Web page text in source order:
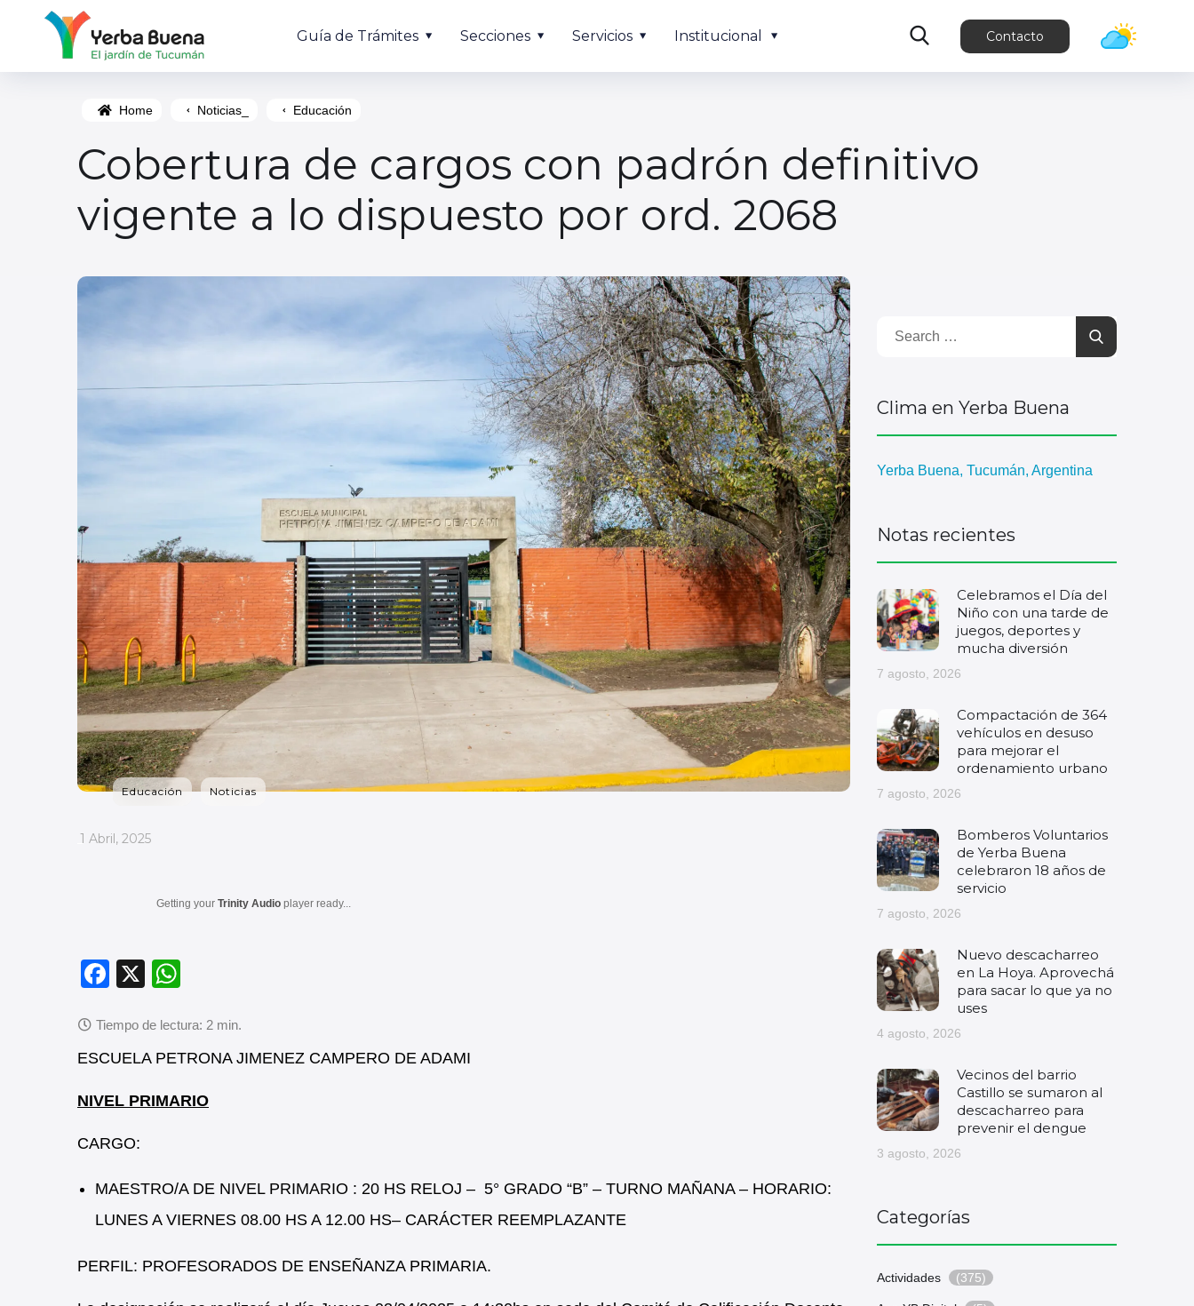
Guía de Trámites Secciones Servicios Institucional Contacto
Home Noticias_ Educación
Cobertura de cargos con padrón definitivo
vigente a lo dispuesto por ord. 2068
Educación Noticias
_1 Abril, 2025
Getting your Trinity Audio player ready...
F
c
e
b
o
o
X
at
s
A
p
ESCUELA PETRONA JIMENEZ CAMPERO DE ADAMI
NIVEL PRIMARIO
CARGO:
MAESTRO/A DE NIVEL PRIMARIO : 20 HS RELOJ – 5° GRADO “B” – TURNO MAÑANA – HORARIO:
LUNES A VIERNES 08.00 HS A 12.00 HS– CARÁCTER REEMPLAZANTE
PERFIL: PROFESORADOS DE ENSEÑANZA PRIMARIA.
Clima en Yerba Buena
Yerba Buena, Tucumán, Argentina
Notas recientes
Celebramos el Día del
Niño con una tarde de
juegos, deportes y
mucha diversión
7 agosto, 2026
Compactación de 364
vehículos en desuso
para mejorar el
ordenamiento urbano
7 agosto, 2026
Bomberos Voluntarios
de Yerba Buena
celebraron 18 años de
servicio
7 agosto, 2026
Nuevo descacharreo
en La Hoya. Aprovechá
para sacar lo que ya no
uses
4 agosto, 2026
Vecinos del barrio
Castillo se sumaron al
descacharreo para
prevenir el dengue
3 agosto, 2026
Categorías
Actividades (375)